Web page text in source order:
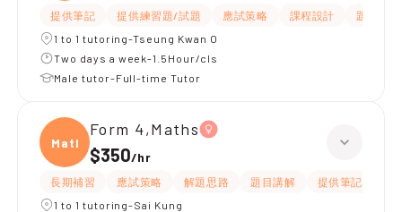
提供筆記 提供練習題/試題 應試策略 課程設計
題目講解
1 to 1 tutoring-Tseung Kwan O
Two days a week-1.5Hour/cls
Male tutor-Full-time Tutor
Maths
Form 4,Maths
$350/hr
長期補習 應試策略 解題思路 題目講解 提供筆記
1 to 1 tutoring-Sai Kung